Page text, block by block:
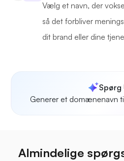
Vælg et navn, der
så det forbliver
dit brand eller dine
Spørg
Generer et domænenavn
Almindelige